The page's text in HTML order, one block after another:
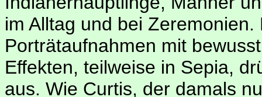
im Alltag und bei
Porträtaufnahmen mit
Effekten, teilweise in Sepia,
aus. Wie Curtis, der damals